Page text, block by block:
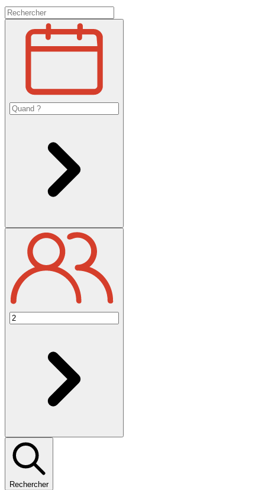
Rechercher